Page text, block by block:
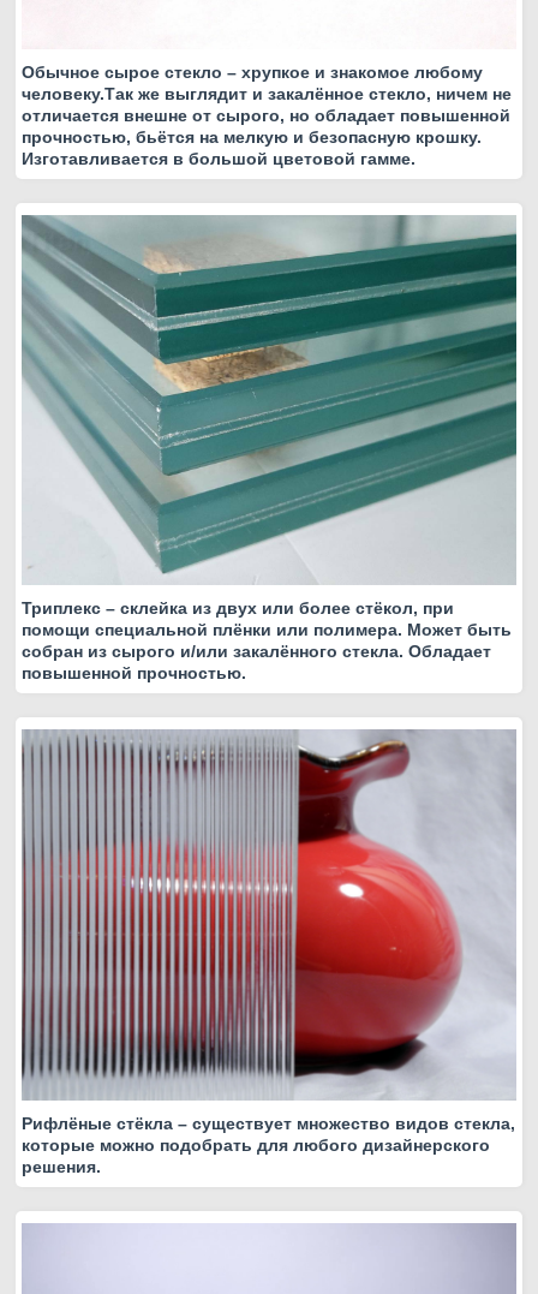
Обычное сырое стекло – хрупкое и знакомое любому
человеку.Так же выглядит и закалённое стекло, ничем не
отличается внешне от сырого, но обладает повышенной
прочностью, бьётся на мелкую и безопасную крошку.
Изготавливается в большой цветовой гамме.
Триплекс – склейка из двух или более стёкол, при
помощи специальной плёнки или полимера. Может быть
собран из сырого и/или закалённого стекла. Обладает
повышенной прочностью.
Рифлёные стёкла – существует множество видов стекла,
которые можно подобрать для любого дизайнерского
решения.